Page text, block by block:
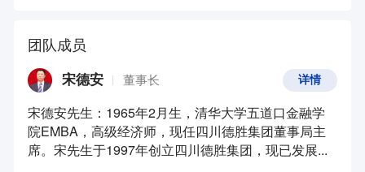
团队成员
宋德安 董事长
宋德安先生：1965年2月生，清华大学五道口金融学
院EMBA，高级经济师，现任四川德胜集团董事局主
席。宋先生于1997年创立四川德胜集团，现已发展...
详情